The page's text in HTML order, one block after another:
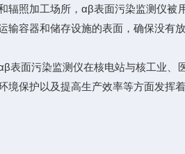
照加工场所，αβ表面污染监测仪被用
输容器和储存设施的表面，确保没有放
面污染监测仪在核电站与核工业、医
境保护以及提高生产效率等方面发挥着